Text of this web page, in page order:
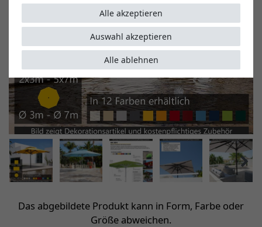
Das abgebildete Produkt kann in Form, Farbe oder
Größe abweichen.
Alle akzeptieren
Alle ablehnen
Auswahl akzeptieren